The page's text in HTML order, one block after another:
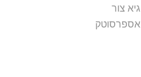
גיא צור
אספרסוטק